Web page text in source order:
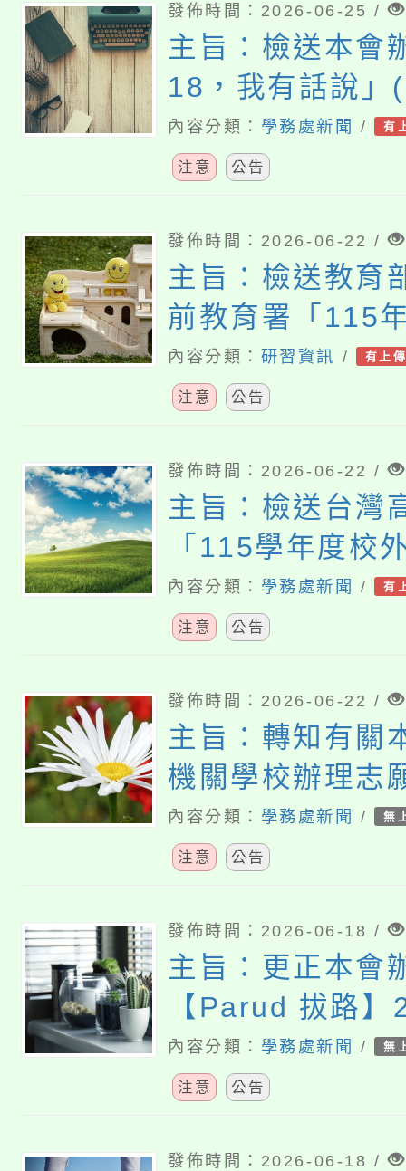
發佈時間：2026-06-25 /
主旨：檢送本會
18，我有話說」
少表意活動報名
懇請 貴校協助
內容分類： 學務處新聞 / 有
注意 公告
發佈時間：2026-06-22 /
主旨：檢送教育
前教育署「115
童權利公約種子
訓暨教案研發工
內容分類： 研習資訊 / 有上
注意 公告
發佈時間：2026-06-22 /
主旨：檢送台灣
「115學年度校
優惠專案」相關
惠予公告周知，
內容分類： 學務處新聞 / 有
注意 公告
發佈時間：2026-06-22 /
主旨：轉知有關
機關學校辦理志
事宜，請衡酌志
力及服務性質等
照。
內容分類： 學務處新聞 / 無
注意 公告
發佈時間：2026-06-18 /
主旨：更正本會
【Parud 拔路
行動教育獎助計
一案，請貴校協
內容分類： 學務處新聞 / 無
注意 公告
發佈時間：2026-06-18 /